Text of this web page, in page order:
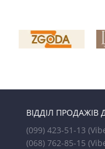
ВІДДІЛ ПРОДАЖІВ
(099) 423-51-13
(068) 762-85-15